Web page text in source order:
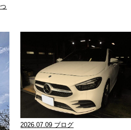
2026.07.09 ブログ